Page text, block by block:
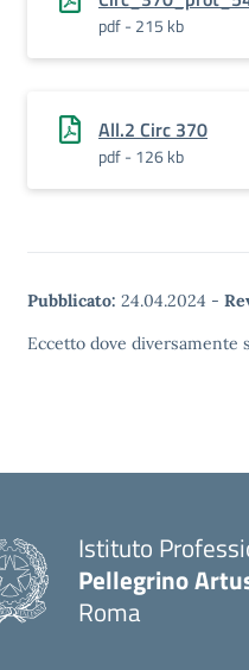
pdf - 215 kb
All.2 Circ 370
pdf - 126 kb
Pubblicato: 24.04.2024 -
Eccetto dove diversamente
Istituto
Pellegrino
Roma